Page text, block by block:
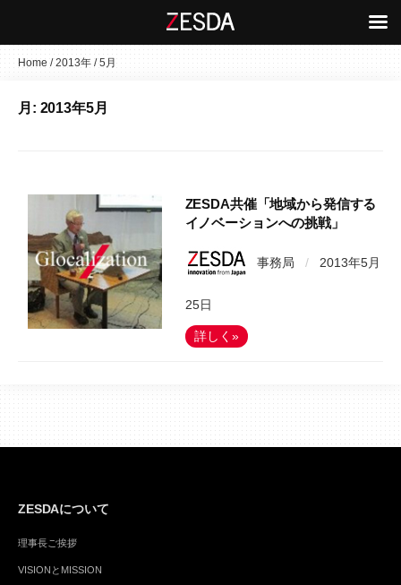
コ
Home /2013年 /5月
月: 2013年5月
ZESDA共催「地域から発信する
イノベーションへの挑戦」
事務局 / 2013年5月
25日
詳しく»
ZESDAについて
理事長ご挨拶
VISIONとMISSION